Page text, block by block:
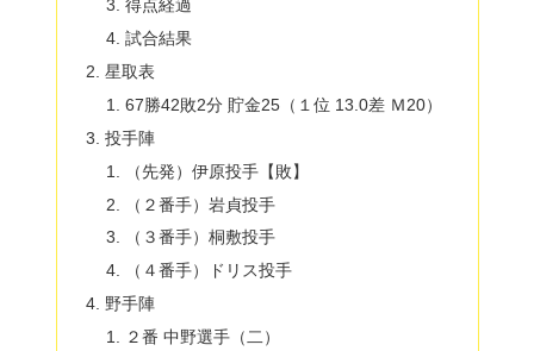
得点経過
試合結果
星取表
67勝42敗2分 貯金25（１位 13.0差 Ｍ20）
投手陣
（先発）伊原投手【敗】
（２番手）岩貞投手
（３番手）桐敷投手
（４番手）ドリス投手
野手陣
２番 中野選手（二）